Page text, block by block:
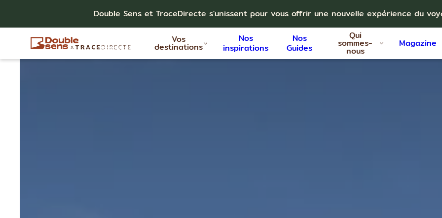
Double Sens et TraceDirecte s'unissent pour vous offrir une nouvelle expérience du
Vos
destinations
Nos
inspirations
Nos
Guides
Qui
sommes-
nous
Magazine